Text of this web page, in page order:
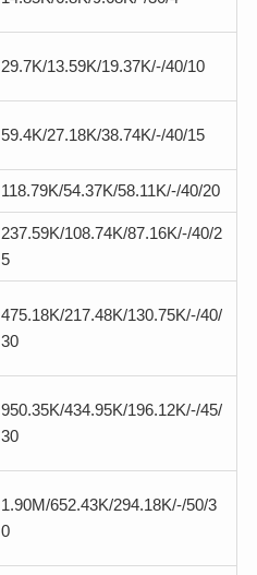
29.7K/13.59K/19.37K/-/40/10
59.4K/27.18K/38.74K/-/40/15
118.79K/54.37K/58.11K/-/40/20
237.59K/108.74K/87.16K/-/40/2
5
475.18K/217.48K/130.75K/-/40/
30
950.35K/434.95K/196.12K/-/45/
30
1.90M/652.43K/294.18K/-/50/3
0